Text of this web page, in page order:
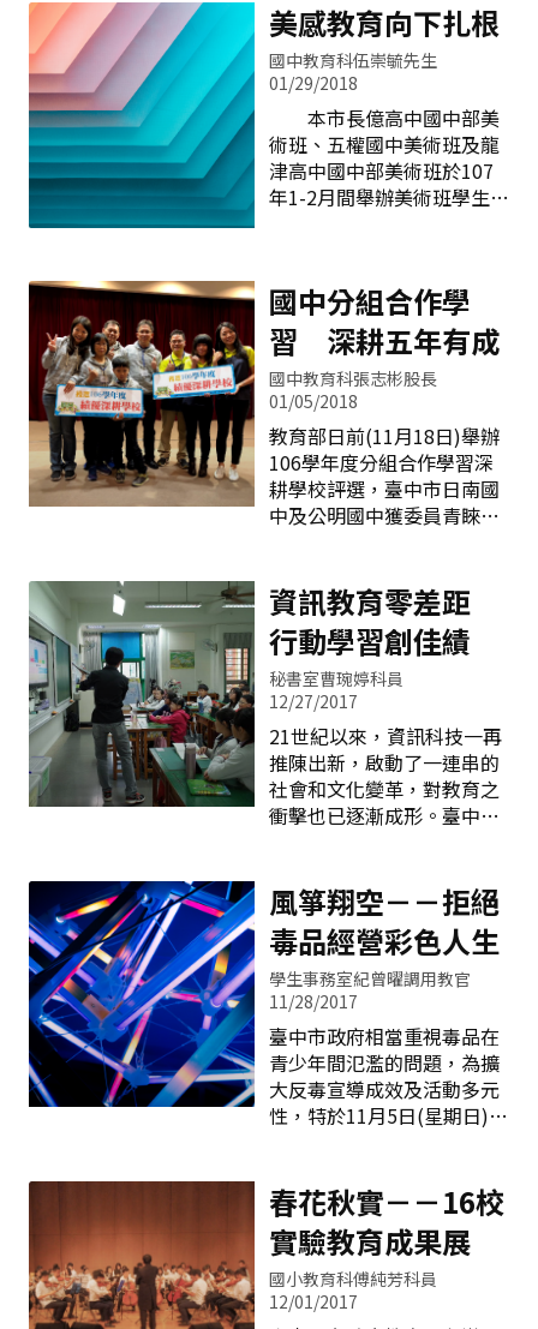
彭富源局長化身為教育大廚
「阿源師」進行活動宣傳，
用新課綱「自發、互動、共
好」的精神與核心素養的
「知識、能力、態度」來佐
味，炒出各式各樣教學示例
的課程饗宴，吸引全臺教師
報名參加，各場次課程以秒
貴賓誠致教育基金會執行長
呂冠緯認為未來教育首重數
位學習，並建議老師實踐因
材施教三部曲與鼓勵學生運
用數位平台自主學習。霧峰
農工退休校長，現職山野電
機副總經理洪玉水則認為這
一波新課綱激發並支持老師
對教育的熱情，才是培育未
實生活教育中，培養學生核
心素養，才能找到孩子成功
的亮點。為臺灣而教TFT教
育基金會
美感教育向下扎根
國中教育科伍崇毓先生
01/29/2018
本市長億高中國中部美
術班、五權國中美術班及龍
津高中國中部美術班於107
年1-2月間舉辦美術班學生作
創作能力。 一、長億高中國
中部美術班 臺中巿立長
億高中國中部美術班第九屆
畢業展於107年1月6日起至
21日在本市屯區藝文中心辦
理-「也獸派」特展，此次展
出的160件作品，展現學生
三年來的學習成果，作品內
容涵蓋水彩、水墨、書法、
術技法的專長。 二、五權國
中美術班 臺中市立五權
國民中學自107年1月6日至1
月17日於本市文英館(主題暨
文英畫廊)舉辦美術班學生作
品展~「奇藝&bull;象徵」，
展出一百多幅素描、水彩、
水墨、版畫等畫作，以多元
的媒材及創作議題，揮灑出
精緻亮麗的作品。 作品
接受美感薰陶，
國中分組合作學
習 深耕五年有成
國中教育科張志彬股長
01/05/2018
教育部日前(11月18日)舉辦
106學年度分組合作學習深
耕學校評選，臺中市日南國
中及公明國中獲委員青睞，
學前教育署自101學年度起
推動「活化教學～分組合作
學習的理念推廣與實踐方
案」計畫，五年來臺中市各
國中積極參與該計畫，讓學
生更主動參與課堂學習，有
顯著的教學成效。 公明國中
自推動分組合作學習以來，
秉持著自發學習(self
regulated learning )、合作
learning)、卓越(pursuit of
excellence)的理念，為解決
教學困境、提升學生學習成
效，全校多達57%教師自願
加入分組合作學習模式，在
臺北教育大學的協助及王金
國教授的指導下，學習開始
充滿趣味，學生可以主動參
與教與學的整個過程，讓教
室展現了多元風貌；同時也
資訊教育零差距
行動學習創佳績
秘書室曹琬婷科員
12/27/2017
21世紀以來，資訊科技一再
推陳出新，啟動了一連串的
社會和文化變革，對教育之
衝擊也已逐漸成形。臺中市
距，實踐公平正義之教育環
境，本局以學習者為中心，
配合教育部推動行動學習計
畫，在106年度參與計畫的
推動學校創下9所的新高，
並同時獲得教育部優良學校
及傑出教師殊榮，為臺中市
資訊教育領域創下佳績。 臺
中市推動學校發展各校特色
教學，連續2年獲得優良學
與環境教育－－認識鳥類生
態為行動學習的兩大主軸課
程，同時結合密室脫逃實境
闖關活動，實踐遊戲式學習
和團隊合作的教學目標；第
1次參與計畫就入選優良學
風箏翔空－－拒絕
毒品經營彩色人生
學生事務室紀曾曜調用教官
11/28/2017
臺中市政府相當重視毒品在
青少年間氾濫的問題，為擴
大反毒宣導成效及活動多元
性，特於11月5日(星期日)邀
東海扶輪社、臺中黎明扶輪
社、臺中網路扶輪社等共5
個扶輪社攜手合作，以鼓勵
青少年參與正當休閒活動為
主題，共同舉辦「飛揚的青
春花秋實－－16校
實驗教育成果展
國小教育科傅純芳科員
12/01/2017